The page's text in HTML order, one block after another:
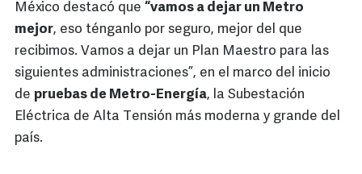
México destacó que “vamos a dejar un Metro
mejor, eso ténganlo por seguro, mejor del que
recibimos. Vamos a dejar un Plan Maestro para las
siguientes administraciones”, en el marco del inicio
de pruebas de Metro-Energía, la Subestación
Eléctrica de Alta Tensión más moderna y grande del
país.